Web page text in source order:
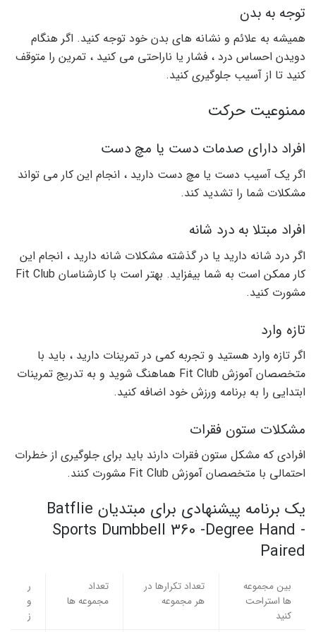
توجه به بدن
همیشه به علائم و نشانه های بدن خود توجه کنید. اگر هنگام
دویدن احساس درد ، فشار یا ناراحتی می کنید ، تمرین را متوقف
کنید تا از آسیب جلوگیری کنید.
ممنوعیت حرکت
افراد دارای صدمات دست یا مچ دست
اگر یک آسیب دست یا مچ دست دارید ، انجام این کار می تواند
مشکلات شما را تشدید کند.
افراد مبتلا به درد شانه
اگر درد شانه دارید یا در گذشته مشکلات شانه دارید ، انجام این
کار ممکن است به شما بیفزاید. بهتر است با کارشناسان Fit Club
مشورت کنید.
تازه وارد
اگر تازه وارد هستید و تجربه کمی در تمرینات دارید ، باید با
متخصصان آموزش Fit Club هماهنگ شوید و به تدریج تمرینات
ابتدایی را به برنامه ورزش خود اضافه کنید.
مشکلات ستون فقرات
افرادی که مشکل ستون فقرات دارند باید برای جلوگیری از خطرات
احتمالی با متخصصان آموزش Fit Club مشورت کنند.
یک برنامه پیشنهادی برای مبتدیان Batflie
Sports Dumbbell 360 -Degree Hand -
Paired
بین مجموعه
ها استراحت
کنید
تعداد تکرارها در
هر مجموعه
تعداد
مجموعه ها
ر
و
ز